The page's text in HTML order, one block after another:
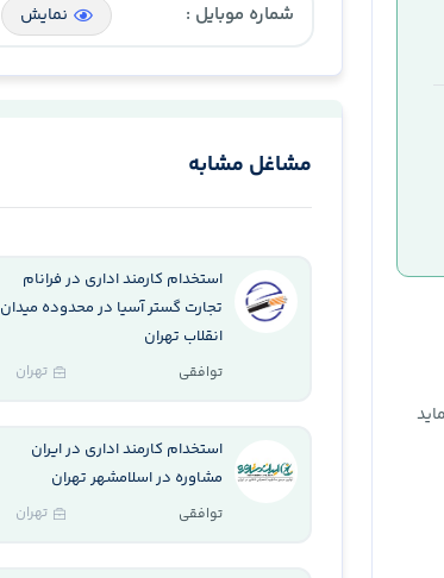
شماره موبایل : نمایش
مشاغل مشابه
استخدام کارمند اداری در فرانام
تجارت گستر آسیا در محدوده میدان
انقلاب تهران
توافقی تهران
استخدام کارمند اداری در ایران
مشاوره در اسلامشهر تهران
توافقی تهران